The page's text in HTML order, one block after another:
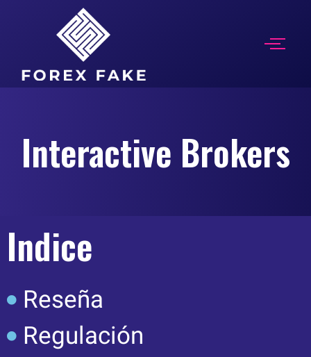
Interactive Brokers
Indice
Reseña
Regulación